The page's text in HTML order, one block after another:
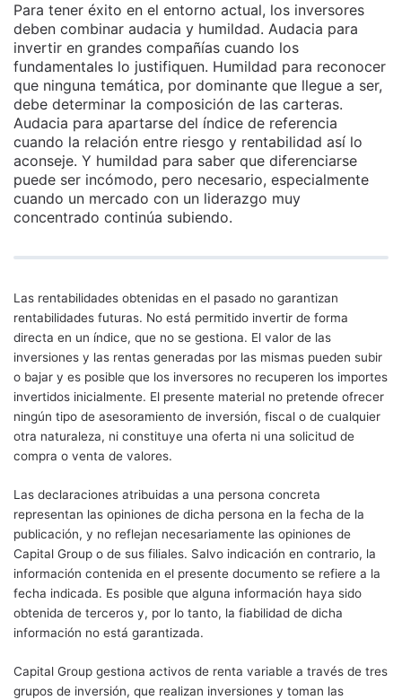
Para tener éxito en el entorno actual, los inversores
deben combinar audacia y humildad. Audacia para
invertir en grandes compañías cuando los
fundamentales lo justifiquen. Humildad para reconocer
que ninguna temática, por dominante que llegue a ser,
debe determinar la composición de las carteras.
Audacia para apartarse del índice de referencia
cuando la relación entre riesgo y rentabilidad así lo
aconseje. Y humildad para saber que diferenciarse
puede ser incómodo, pero necesario, especialmente
cuando un mercado con un liderazgo muy
concentrado continúa subiendo.
Las rentabilidades obtenidas en el pasado no garantizan
rentabilidades futuras. No está permitido invertir de forma
directa en un índice, que no se gestiona. El valor de las
inversiones y las rentas generadas por las mismas pueden subir
o bajar y es posible que los inversores no recuperen los importes
invertidos inicialmente. El presente material no pretende ofrecer
ningún tipo de asesoramiento de inversión, fiscal o de cualquier
otra naturaleza, ni constituye una oferta ni una solicitud de
compra o venta de valores.
Las declaraciones atribuidas a una persona concreta
representan las opiniones de dicha persona en la fecha de la
publicación, y no reflejan necesariamente las opiniones de
Capital Group o de sus filiales. Salvo indicación en contrario, la
información contenida en el presente documento se refiere a la
fecha indicada. Es posible que alguna información haya sido
obtenida de terceros y, por lo tanto, la fiabilidad de dicha
información no está garantizada.
Capital Group gestiona activos de renta variable a través de tres
grupos de inversión, que realizan inversiones y toman las